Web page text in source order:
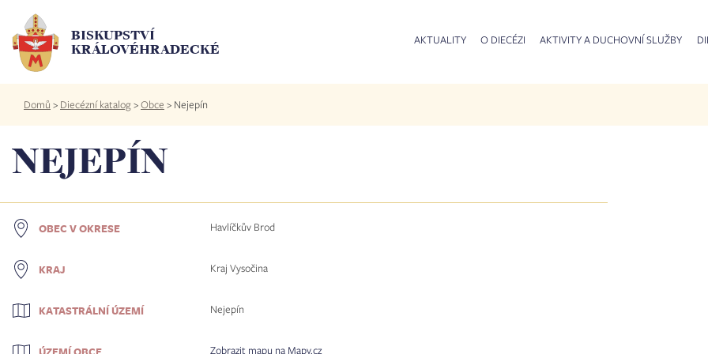
hlavnímu
obsahu
BISKUPSTVÍ
KRÁLOVÉHRADECKÉ
AKTUALITY O DIECÉZI AKTIVITY A DUCHOVNÍ SLUŽBY
Drobečková
navigace
Domů > Diecézní katalog>Obce > Nejepín
NEJEPÍN
OBEC V OKRESE Havlíčkův Brod
KRAJ Kraj Vysočina
KATASTRÁLNÍ ÚZEMÍ Nejepín
Zobrazit mapu na Mapy.cz